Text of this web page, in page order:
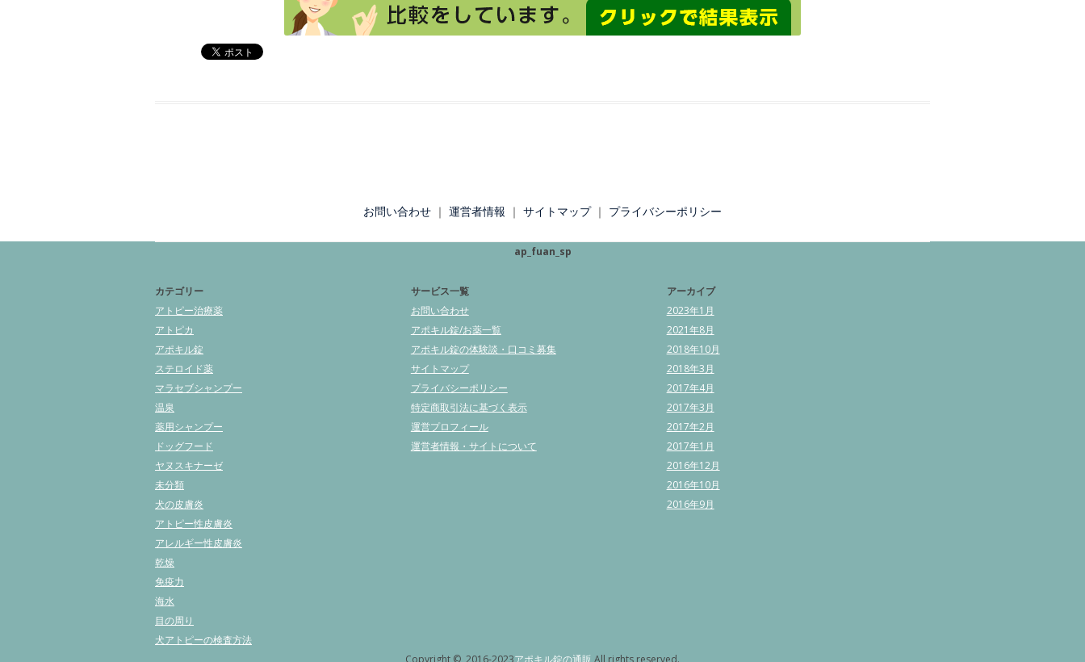
お問い合わせ ｜ 運営者情報 ｜ サイトマップ｜ プライバシーポリシー
ap_fuan_sp
カテゴリー
アトピー治療薬
アトピカ
アポキル錠
ステロイド薬
マラセブシャンプー
温泉
薬用シャンプー
ドッグフード
ヤヌスキナーゼ
未分類
犬の皮膚炎
アトピー性皮膚炎
アレルギー性皮膚炎
乾燥
免疫力
海水
目の周り
犬アトピーの検査方法
サービス一覧
お問い合わせ
アポキル錠/お薬一覧
アポキル錠の体験談・口コミ募集
サイトマップ
プライバシーポリシー
特定商取引法に基づく表示
運営プロフィール
運営者情報・サイトについて
アーカイブ
2023年1月
2021年8月
2018年10月
2018年3月
2017年4月
2017年3月
2017年2月
2017年1月
2016年12月
2016年10月
2016年9月
Copyright © 2016-2023アポキル錠の通販 All rights reserved.